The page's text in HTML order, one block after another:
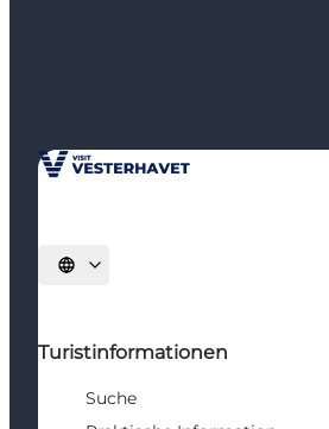
Sprache auswählen
Turistinformationen
Suche